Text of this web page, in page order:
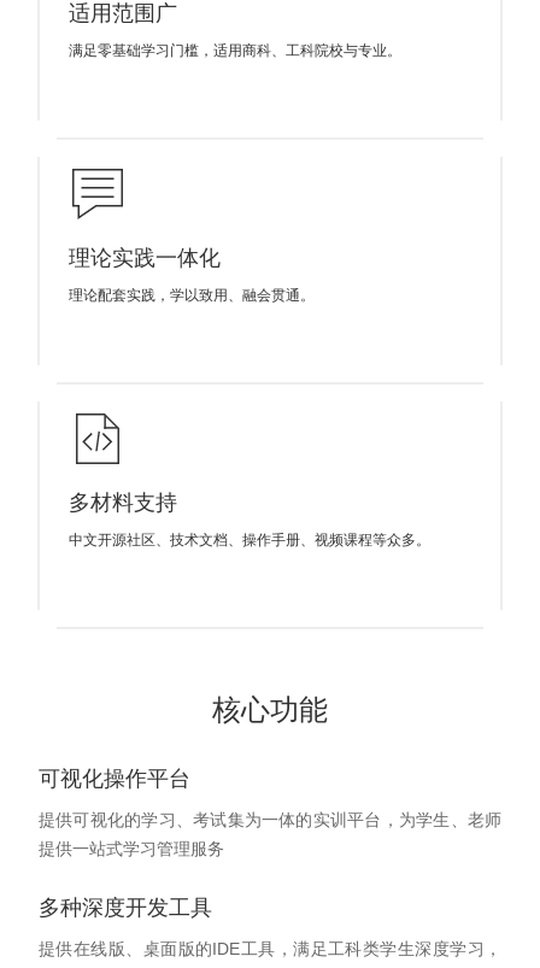
适用范围广
满足零基础学习门槛，适用商科、工科院校与专业。
理论实践一体化
理论配套实践，学以致用、融会贯通。
多材料支持
中文开源社区、技术文档、操作手册、视频课程等众多。
核心功能
可视化操作平台
提供可视化的学习、考试集为一体的实训平台，为学生、老师
提供一站式学习管理服务
多种深度开发工具
提供在线版、桌面版的IDE工具，满足工科类学生深度学习，